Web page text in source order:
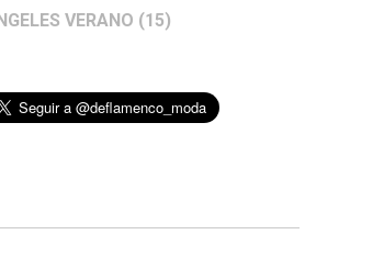
VERANO (15)